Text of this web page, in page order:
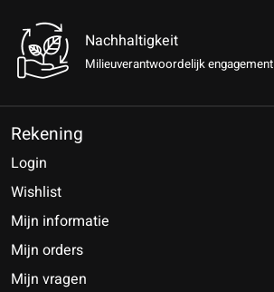
Nachhaltigkeit
Milieuverantwoordelijk engagement
Rekening
Login
Wishlist
Mijn informatie
Mijn orders
Mijn vragen